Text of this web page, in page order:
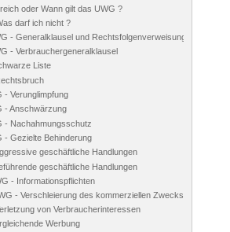
oder Wann gilt das UWG ?
darf ich nicht ?
- Generalklausel und Rechtsfolgenverweisung
- Verbrauchergeneralklausel
Liste
- Verunglimpfung
- Anschwärzung
- Nachahmungsschutz
- Gezielte Behinderung
geschäftliche Handlungen
geschäftliche Handlungen
- Informationspflichten
- Verschleierung des kommerziellen Zwecks
von Verbraucherinteressen
Werbung